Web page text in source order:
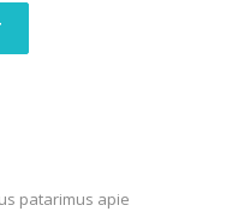
patarimus apie